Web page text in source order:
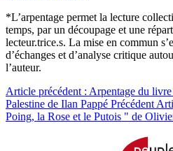
*L’arpentage permet la lecture
temps, par un découpage et une
lecteur.trice.s. La mise en commun
d’échanges et d’analyse critique
l’auteur.
Article précédent : Arpentage du
Palestine de Ilan Pappé Précédent
Poing, la Rose et le Putois " de